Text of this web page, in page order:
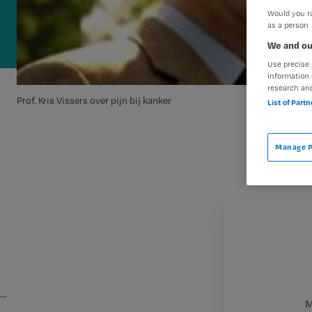
Prof. Kris Vissers over pijn bij kanker
…
Would you
as a person
We and
Use
information
research
List of
Manage